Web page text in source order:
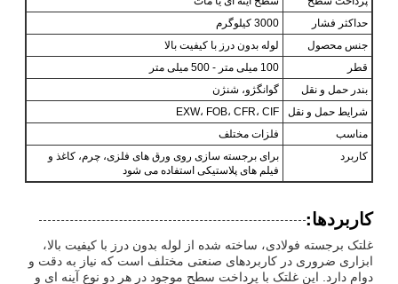
حداکثر فشار
3000 کیلوگرم
جنس محصول
لوله بدون درز با کیفیت بالا
قطر
100 میلی متر - 500 میلی متر
بندر حمل و نقل
گوانگژو، شنژن
شرایط حمل و نقل
EXW، FOB، CFR، CIF
مناسب
فلزات مختلف
کاربرد
برای برجسته سازی روی ورق های فلزی، چرم، کاغذ و
فیلم های پلاستیکی استفاده می شود
کاربردها:
غلتک برجسته فولادی، ساخته شده از لوله بدون درز با کیفیت بالا،
ابزاری ضروری در کاربردهای صنعتی مختلف است که نیاز به دقت و
دوام دارد. این غلتک با پرداخت سطح موجود در هر دو نوع آینه ای و